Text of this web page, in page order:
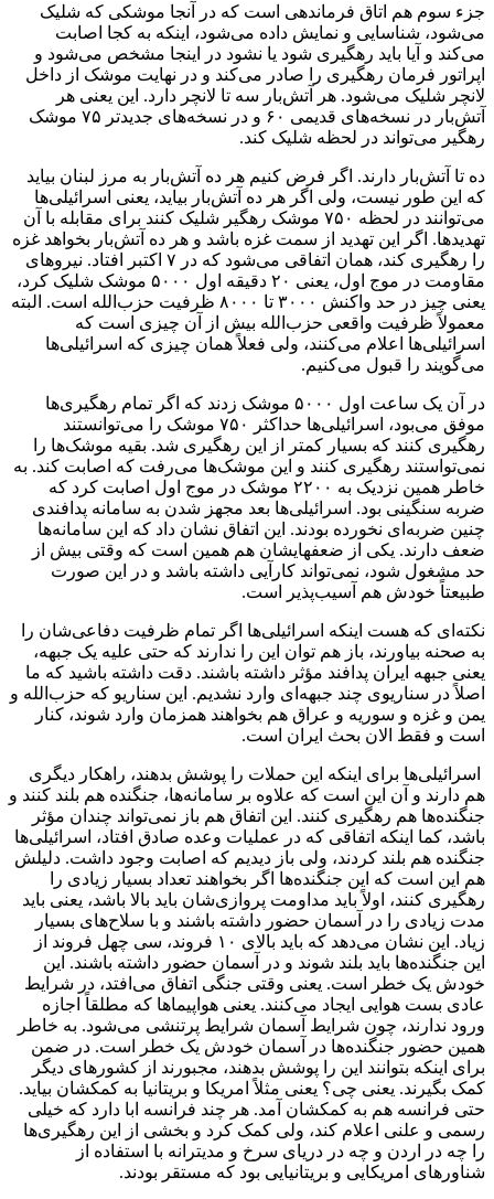
جزء سوم هم اتاق فرماندهی است که در آنجا موشکی که شلیک
می‌شود، شناسایی و نمایش داده می‌شود، اینکه به کجا اصابت
می‌کند و آیا باید رهگیری شود یا نشود در اینجا مشخص می‌شود و
اپراتور فرمان رهگیری را صادر می‌کند و در نهایت موشک از داخل
لانچر شلیک می‌شود. هر آتش‌بار سه تا لانچر دارد. این یعنی هر
آتش‌بار در نسخه‌های قدیمی ۶۰ و در نسخه‌های جدیدتر ۷۵ موشک
رهگیر می‌تواند در لحظه شلیک کند.
ده تا آتش‌بار دارند. اگر فرض کنیم هر ده آتش‌بار به مرز لبنان بیاید
که این طور نیست، ولی اگر هر ده آتش‌بار بیاید، یعنی اسرائیلی‌ها
می‌توانند در لحظه ۷۵۰ موشک رهگیر شلیک کنند برای مقابله با آن
تهدیدها. اگر این تهدید از سمت غزه باشد و هر ده آتش‌بار بخواهد غزه
را رهگیری کند، همان اتفاقی می‌شود که در ۷ اکتبر افتاد. نیروهای
مقاومت در موج اول، یعنی ۲۰ دقیقه اول ۵۰۰۰ موشک شلیک کرد،
یعنی چیز در حد واکنش ۳۰۰۰ تا ۸۰۰۰ ظرفیت حزب‌الله است. البته
معمولاً ظرفیت واقعی حزب‌الله بیش از آن چیزی است که
اسرائیلی‌ها اعلام می‌کنند، ولی فعلاً همان چیزی که اسرائیلی‌ها
می‌گویند را قبول می‌کنیم.
در آن یک ساعت اول ۵۰۰۰ موشک زدند که اگر تمام رهگیری‌ها
موفق می‌بود، اسرائیلی‌ها حداکثر ۷۵۰ موشک را می‌توانستند
رهگیری کنند که بسیار کمتر از این رهگیری شد. بقیه موشک‌ها را
نمی‌تواستند رهگیری کنند و این موشک‌ها می‌رفت که اصابت کند. به
خاطر همین نزدیک به ۲۲۰۰ موشک در موج اول اصابت کرد که
ضربه سنگینی بود. اسرائیلی‌ها بعد مجهز شدن به سامانه پدافندی
چنین ضربه‌ای نخورده بودند. این اتفاق نشان داد که این سامانه‌ها
ضعف دارند. یکی از ضعفهایشان هم همین است که وقتی بیش از
حد مشغول شود، نمی‌تواند کارآیی داشته باشد و در این صورت
طبیعتاً خودش هم آسیب‌پذیر است.
نکته‌ای که هست اینکه اسرائیلی‌ها اگر تمام ظرفیت دفاعی‌شان را
به صحنه بیاورند، باز هم توان این را ندارند که حتی علیه یک جبهه،
یعنی جبهه ایران پدافند مؤثر داشته باشند. دقت داشته باشید که ما
اصلاً در سناریوی چند جبهه‌ای وارد نشدیم. این سناریو که حزب‌الله و
یمن و غزه و سوریه و عراق هم بخواهند همزمان وارد شوند، کنار
است و فقط الان بحث ایران است.
اسرائیلی‌ها برای اینکه این حملات را پوشش بدهند، راهکار دیگری
هم دارند و آن این است که علاوه بر سامانه‌ها، جنگنده هم بلند کنند و
جنگنده‌ها هم رهگیری کنند. این اتفاق هم باز نمی‌تواند چندان مؤثر
باشد، کما اینکه اتفاقی که در عملیات وعده صادق افتاد، اسرائیلی‌ها
جنگنده هم بلند کردند، ولی باز دیدیم که اصابت وجود داشت. دلیلش
هم این است که این جنگنده‌ها اگر بخواهند تعداد بسیار زیادی را
رهگیری کنند، اولاً باید مداومت پروازی‌شان باید بالا باشد، یعنی باید
مدت زیادی را در آسمان حضور داشته باشند و با سلاح‌های بسیار
زیاد. این نشان می‌دهد که باید بالای ۱۰ فروند، سی چهل فروند از
این جنگنده‌ها باید بلند شوند و در آسمان حضور داشته باشند. این
خودش یک خطر است. یعنی وقتی جنگی اتفاق می‌افتد، در شرایط
عادی بست هوایی ایجاد می‌کنند. یعنی هواپیماها که مطلقاً اجازه
ورود ندارند، چون شرایط آسمان شرایط پرتنشی می‌شود. به خاطر
همین حضور جنگنده‌ها در آسمان خودش یک خطر است. در ضمن
برای اینکه بتوانند این را پوشش بدهند، مجبورند از کشورهای دیگر
کمک بگیرند. یعنی چی؟ یعنی مثلاً امریکا و بریتانیا به کمکشان بیاید.
حتی فرانسه هم به کمکشان آمد. هر چند فرانسه ابا دارد که خیلی
رسمی و علنی اعلام کند، ولی کمک کرد و بخشی از این رهگیری‌ها
را چه در اردن و چه در دریای سرخ و مدیترانه با استفاده از
شناورهای امریکایی و بریتانیایی بود که مستقر بودند.